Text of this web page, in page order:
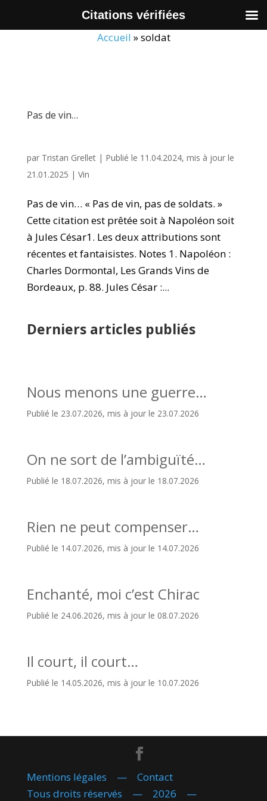
Accueil »soldat
Pas de vin…
par Tristan Grellet| Publié le 11.04.2024, mis à jour le
21.01.2025 | Vin
Pas de vin… « Pas de vin, pas de soldats. »
Cette citation est prêtée soit à Napoléon soit
à Jules César1. Les deux attributions sont
récentes et fantaisistes. Notes 1. Napoléon :
Charles Dormontal, Les Grands Vins de
Bordeaux, p. 88. Jules César :...
Derniers articles publiés
Nous menons une guerre…
Publié le 23.07.2026, mis à jour le 23.07.2026
On ne sort de l’ambiguïté…
Publié le 18.07.2026, mis à jour le 18.07.2026
Rien ne peut compenser…
Publié le 14.07.2026, mis à jour le 14.07.2026
Enchanté, moi c’est Chirac
Publié le 24.06.2026, mis à jour le 08.07.2026
Il court, il court…
Publié le 14.05.2026, mis à jour le 10.07.2026
Mentions légales — Contact
Tous droits réservés — 2026 —
Citations vérifiées